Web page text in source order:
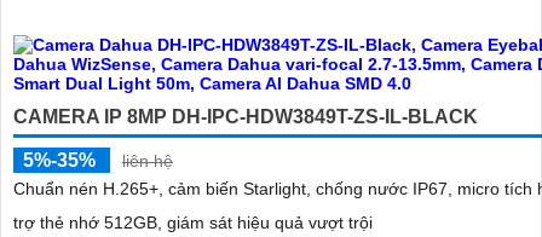
CAMERA IP 8MP DH-IPC-HDW3849T-ZS-IL-BLACK
5%-35%
liên hệ
Chuẩn nén H.265+, cảm biến Starlight, chống nước IP67, micro tích
trợ thẻ nhớ 512GB, giám sát hiệu quả vượt trội